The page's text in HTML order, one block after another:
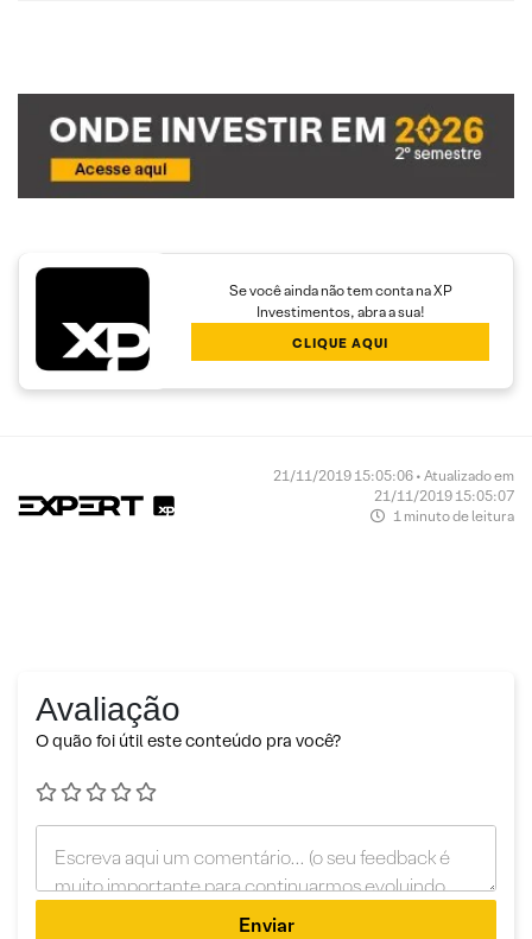
Se você ainda não tem conta na XP
Investimentos, abra a sua!
CLIQUE AQUI
21/11/2019 15:05:06 • Atualizado em
21/11/2019 15:05:07
1 minuto de leitura
Avaliação
O quão foi útil este conteúdo pra você?
Enviar